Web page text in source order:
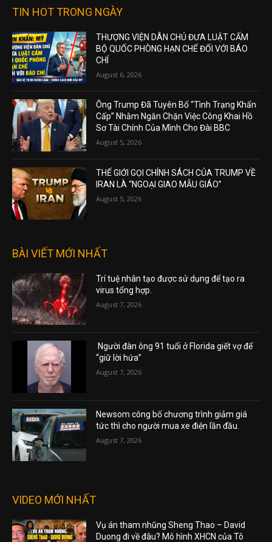
TIN HOT TRONG NGÀY
THƯỢNG VIỆN DÂN CHỦ ĐƯA LUẬT CẤM
BỘ QUỐC PHÒNG HẠN CHẾ ĐỐI VỚI BÁO
CHÍ
August 6, 2026
Ông Trump Đã Tuyên Bố “Tình Trạng Khẩn
Cấp” Nhằm Ngăn Chặn Việc Công Khai Hồ
Sơ Tài Chính Của Mình Cho Đài BBC
August 5, 2026
THẾ GIỚI GỌI CHÍNH SÁCH CỦA TRUMP VỀ
IRAN LÀ “NGOẠI GIAO MẪU GIÁO”
August 5, 2026
BÀI VIẾT MỚI NHẤT
Trí tuệ nhân tạo được sử dụng để tạo ra
virus tổng hợp.
August 7, 2026
Người đàn ông 91 tuổi ở Florida giết vợ để
“giữ lời hứa”
August 7, 2026
Newsom công bố chương trình giảm giá
tức thì cho người mua xe điện lần đầu.
August 7, 2026
VIDEO MỚI NHẤT
Vụ án tham nhũng Sheng Thao – David
Duong đi về đâu? Mô hình XHCN của Tô